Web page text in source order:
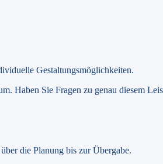
Gestaltungsmöglichkeiten.
Haben Sie Fragen zu genau diesem
die Planung bis zur Übergabe.